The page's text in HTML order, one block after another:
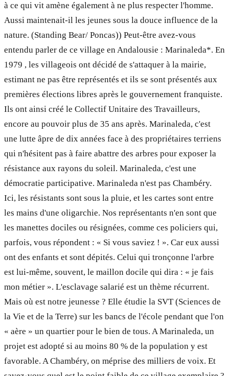
à ce qui vit amène également à ne plus respecter l'homme.
Aussi maintenait-il les jeunes sous la douce influence de la
nature. (Standing Bear/ Poncas)) Peut-être avez-vous
entendu parler de ce village en Andalousie : Marinaleda*. En
1979 , les villageois ont décidé de s'attaquer à la mairie,
estimant ne pas être représentés et ils se sont présentés aux
premières élections libres après le gouvernement franquiste.
Ils ont ainsi créé le Collectif Unitaire des Travailleurs,
encore au pouvoir plus de 35 ans après. Marinaleda, c'est
une lutte âpre de dix années face à des propriétaires terriens
qui n'hésitent pas à faire abattre des arbres pour exposer la
résistance aux rayons du soleil. Marinaleda, c'est une
démocratie participative. Marinaleda n'est pas Chambéry.
Ici, les résistants sont sous la pluie, et les cartes sont entre
les mains d'une oligarchie. Nos représentants n'en sont que
les manettes dociles ou résignées, comme ces policiers qui,
parfois, vous répondent : « Si vous saviez ! ». Car eux aussi
ont des enfants et sont dépités. Celui qui tronçonne l'arbre
est lui-même, souvent, le maillon docile qui dira : « je fais
mon métier ». L'esclavage salarié est un thème récurrent.
Mais où est notre jeunesse ? Elle étudie la SVT (Sciences de
la Vie et de la Terre) sur les bancs de l'école pendant que l'on
« aère » un quartier pour le bien de tous. A Marinaleda, un
projet est adopté si au moins 80 % de la population y est
favorable. A Chambéry, on méprise des milliers de voix. Et